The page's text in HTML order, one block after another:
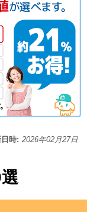
時: 2026年02月27日